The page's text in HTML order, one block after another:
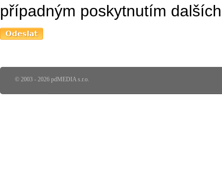
případným poskytnutím
© 2003 - 2026 pdMEDIA s.r.o.